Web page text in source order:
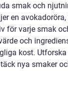
smak och
en
för varje smak
och
kost.
nya smaker